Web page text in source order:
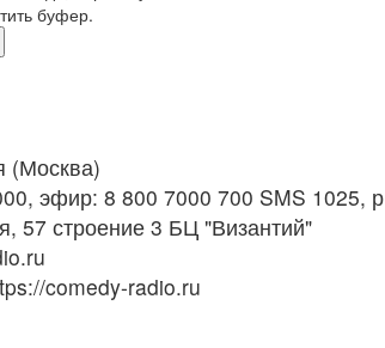
буфер.
(Москва)
эфир: 8 800 7000 700 SMS 1025, р
57 строение 3 БЦ "Византий"
comedy-radio.ru